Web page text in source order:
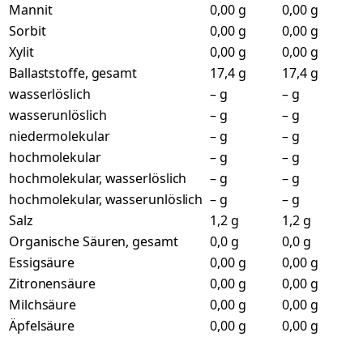
Mannit
0,00 g
0,00 g
Sorbit
0,00 g
0,00 g
Xylit
0,00 g
0,00 g
Ballaststoffe, gesamt
17,4 g
17,4 g
wasserlöslich
– g
– g
wasserunlöslich
– g
– g
niedermolekular
– g
– g
hochmolekular
– g
– g
hochmolekular, wasserlöslich
– g
– g
hochmolekular, wasserunlöslich – g
– g
Salz
1,2 g
1,2 g
Organische Säuren, gesamt
0,0 g
0,0 g
Essigsäure
0,00 g
0,00 g
Zitronensäure
0,00 g
0,00 g
Milchsäure
0,00 g
0,00 g
Äpfelsäure
0,00 g
0,00 g